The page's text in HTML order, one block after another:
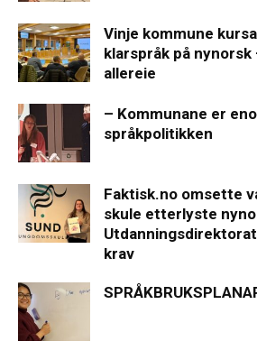
Vinje kommune
klarspråk på
allereie
– Kommunane er
språkpolitikken
Faktisk.no omsette
skule etterlyste
krav